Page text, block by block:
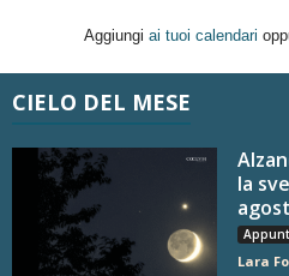
Aggiungi ai tuoi calendari
CIELO DEL MESE
la
Lara